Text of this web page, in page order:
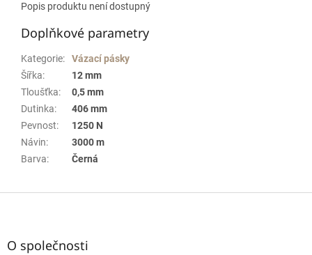
Popis produktu není dostupný
Doplňkové parametry
Kategorie:
Vázací pásky
Šířka:
12 mm
Tloušťka:
0,5 mm
Dutinka:
406 mm
Pevnost:
1250 N
Návin:
3000 m
Barva: Černá
Z
O společnosti